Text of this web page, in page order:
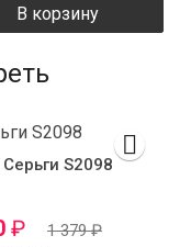
В корзину
Серьги S2098
₽ 1 379₽